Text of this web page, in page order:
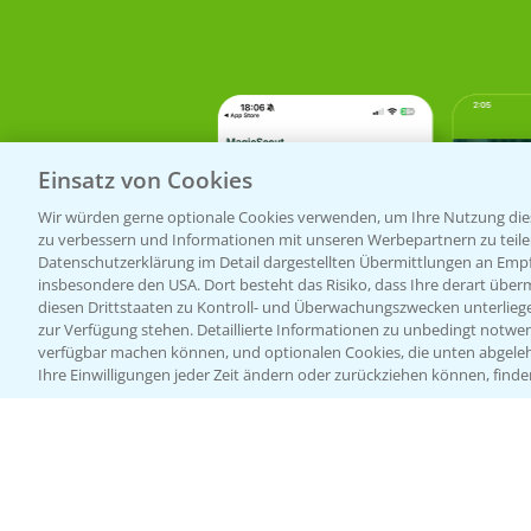
Einsatz von Cookies
Wir würden gerne optionale Cookies verwenden, um Ihre Nutzung
zu verbessern und Informationen mit unseren Werbepartnern zu
Datenschutzerklärung im Detail dargestellten Übermittlungen an
insbesondere den USA. Dort besteht das Risiko, dass Ihre derart
diesen Drittstaaten zu Kontroll- und Überwachungszwecken
zur Verfügung stehen. Detaillierte Informationen zu unbedingt
verfügbar machen können, und optionalen Cookies, die unten
Ihre Einwilligungen jeder Zeit ändern oder zurückziehen können,